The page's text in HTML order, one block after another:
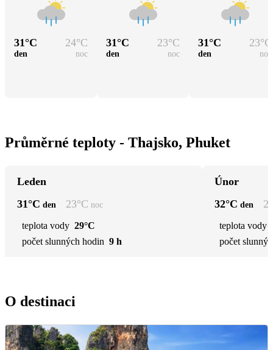
31°C 24°C
den noc
31°C 23°C
den noc
31°C 23°C
den noc
Průměrné teploty - Thajsko, Phuket
Leden
31°C den 23°C noc
teplota vody 29°C
počet slunných hodin 9 h
Únor
32°C den
teplota vody
počet
O destinaci